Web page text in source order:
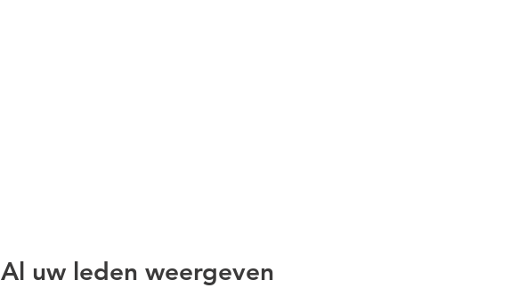
Al uw leden weergeven